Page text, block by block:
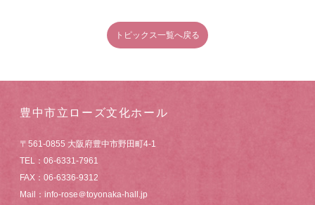
トピックス一覧へ戻る
豊中市立ローズ文化ホール
〒561-0855 大阪府豊中市野田町4-1
TEL：06-6331-7961
FAX：06-6336-9312
Mail：info-rose＠toyonaka-hall.jp